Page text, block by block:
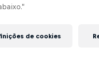
mais informações
pontuações atuais,
Premier Padel.
de cookies